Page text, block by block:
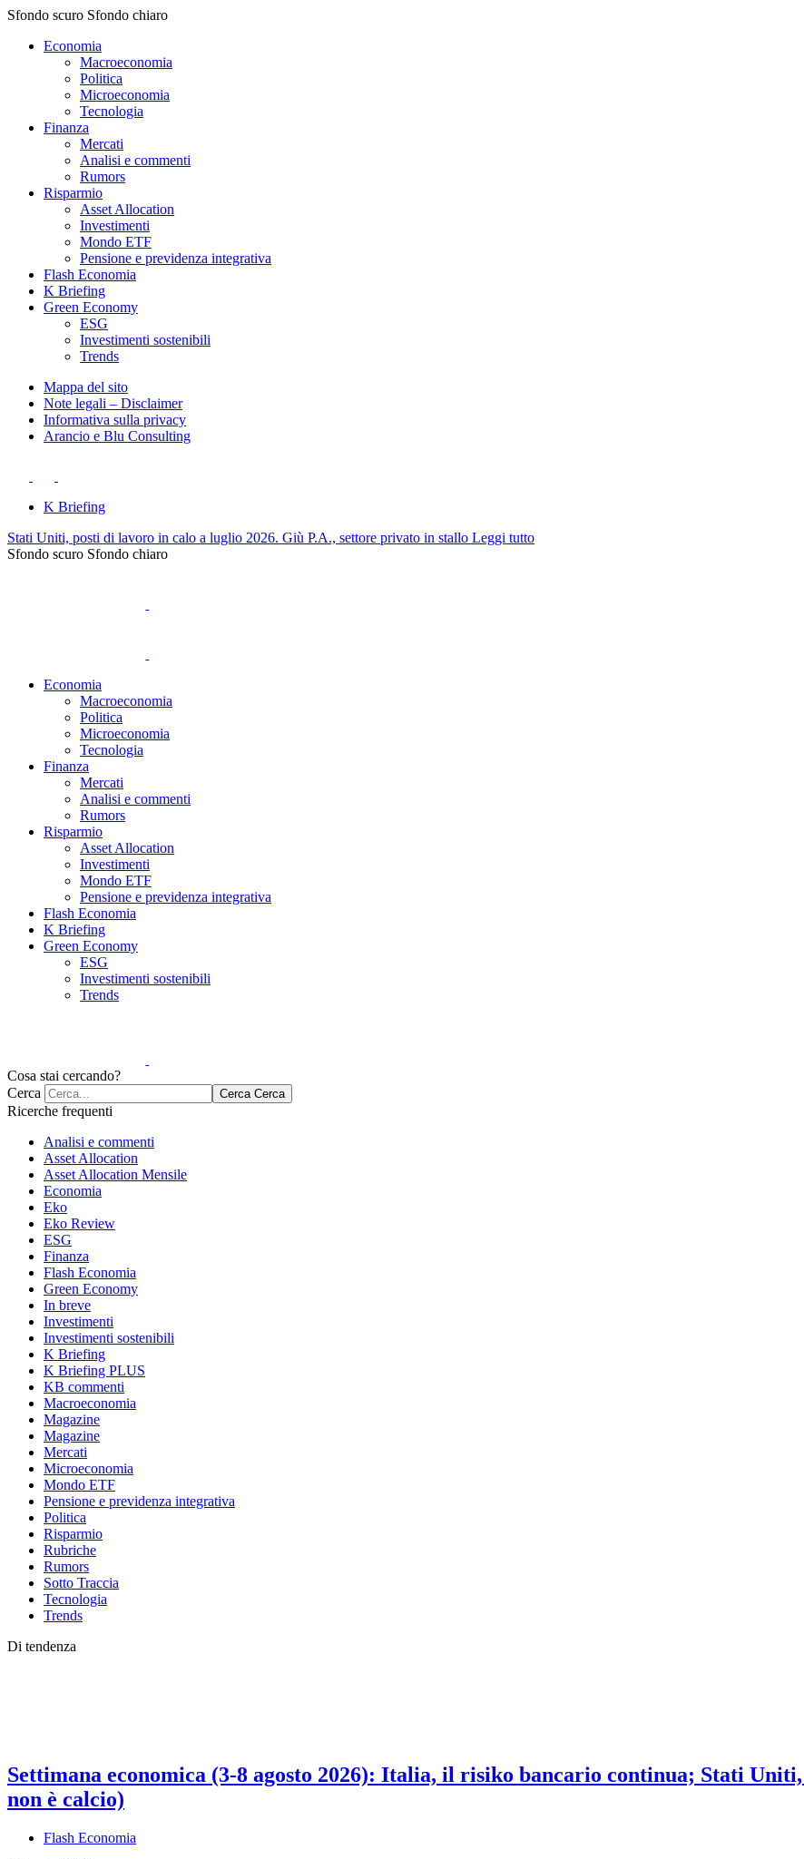
Sfondo scuro Sfondo chiaro
Economia
Macroeconomia
Politica
Microeconomia
Tecnologia
Finanza
Mercati
Analisi e commenti
Rumors
Risparmio
Asset Allocation
Investimenti
Mondo ETF
Pensione e previdenza integrativa
Flash Economia
K Briefing
Green Economy
ESG
Investimenti sostenibili
Trends
Mappa del sito
Note legali – Disclaimer
Informativa sulla privacy
Arancio e Blu Consulting
K Briefing
Stati Uniti, posti di lavoro in calo a luglio 2026. Giù P.A., settore privato in stallo Leggi tutto
Sfondo scuro Sfondo chiaro
Economia
Macroeconomia
Politica
Microeconomia
Tecnologia
Finanza
Mercati
Analisi e commenti
Rumors
Risparmio
Asset Allocation
Investimenti
Mondo ETF
Pensione e previdenza integrativa
Flash Economia
K Briefing
Green Economy
ESG
Investimenti sostenibili
Trends
Cosa stai cercando?
Cerca
Cerca Cerca
Ricerche frequenti
Analisi e commenti
Asset Allocation
Asset Allocation Mensile
Economia
Eko
Eko Review
ESG
Finanza
Flash Economia
Green Economy
In breve
Investimenti
Investimenti sostenibili
K Briefing
K Briefing PLUS
KB commenti
Macroeconomia
Magazine
Magazine
Mercati
Microeconomia
Mondo ETF
Pensione e previdenza integrativa
Politica
Risparmio
Rubriche
Rumors
Sotto Traccia
Tecnologia
Trends
Di tendenza
Settimana economica (3-8 agosto 2026): Italia, il risiko bancario continua; Stati
non è calcio)
Flash Economia